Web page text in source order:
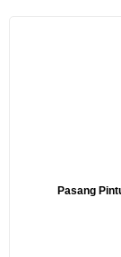
Pasang